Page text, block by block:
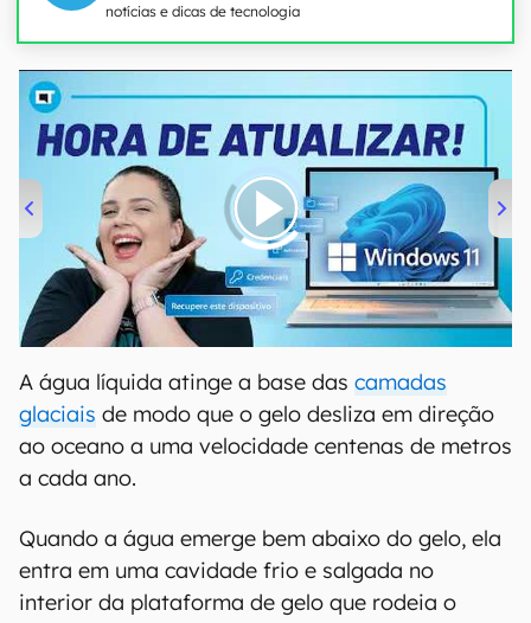
notícias e dicas de tecnologia
00:00 04:52
A água líquida atinge a base das camadas
glaciais de modo que o gelo desliza em direção
ao oceano a uma velocidade centenas de metros
a cada ano.
Quando a água emerge bem abaixo do gelo, ela
entra em uma cavidade frio e salgada no
interior da plataforma de gelo que rodeia o